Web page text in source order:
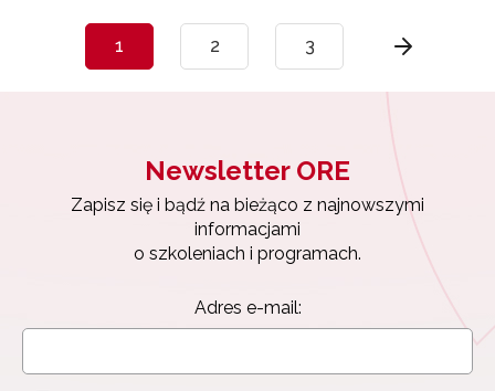
1 2 3
Newsletter ORE
Zapisz się i bądź na bieżąco z najnowszymi
informacjami
o szkoleniach i programach.
Adres e-mail: